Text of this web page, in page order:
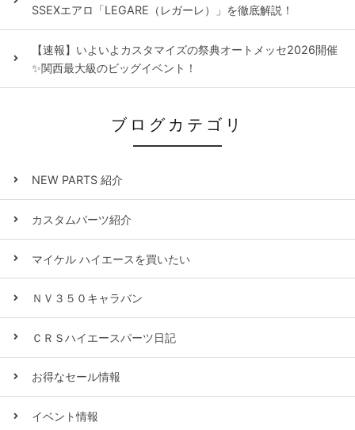
SSEXエアロ「LEGARE（レガーレ）」を徹底解説！
【速報】いよいよカスタマイズの祭典オートメッセ2026開催
✨関西最大級のビッグイベント！
ブログカテゴリ
NEW PARTS 紹介
カスタムパーツ紹介
マイケル ハイエースを買いたい
ＮＶ３５０キャラバン
ＣＲＳハイエースパーツ日記
お得なセール情報
イベント情報